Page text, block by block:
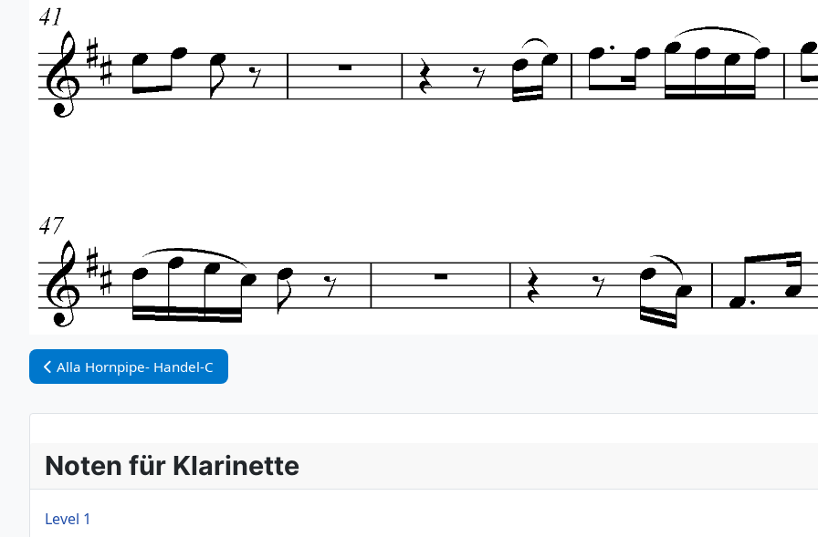
Vorheriger Beitrag: Alla Hornpipe- Handel-C
Alla Hornpipe- Handel-C
Noten für Klarinette
Level 1